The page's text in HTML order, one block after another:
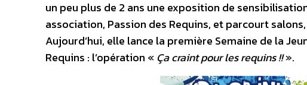
un peu plus de 2 ans une exposition de
association, Passion des Requins, et parcourt
Aujourd’hui, elle lance la première Semaine de la
Requins : l’opération « Ça craint pour les requins !!».